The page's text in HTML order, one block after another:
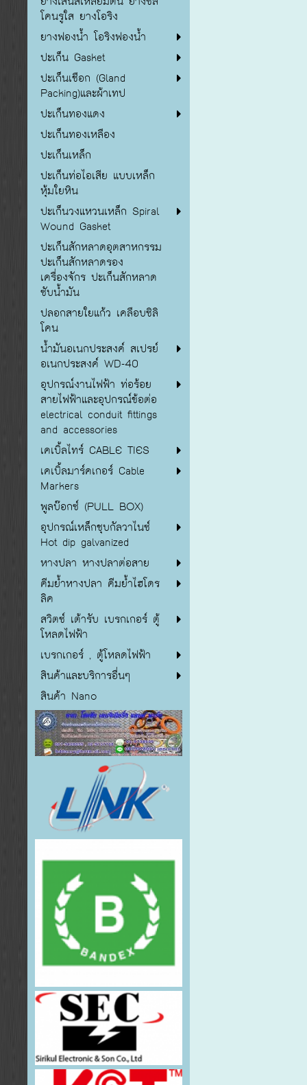
โคนรูใส ยางโอริง
ยางฟองน้ำ โอริงฟองน้ำ
ปะเก็น Gasket
ปะเก็นเชือก (Gland
Packing)และผ้าเทป
ปะเก็นทองแดง
ปะเก็นทองเหลือง
ปะเก็นเหล็ก
ปะเก็นท่อไอเสีย แบบเหล็ก
หุ้มใยหิน
ปะเก็นวงแหวนเหล็ก Spiral
Wound Gasket
ปะเก็นสักหลาดอุตสาหกรรม
ปะเก็นสักหลาดรอง
เครื่องจักร ปะเก็นสักหลาด
ซับน้ำมัน
ปลอกสายใยแก้ว เคลือบซิลิ
โคน
น้ำมันอเนกประสงค์ สเปรย์
อเนกประสงค์ WD-40
อุปกรณ์งานไฟฟ้า ท่อร้อย
สายไฟฟ้าและอุปกรณ์ข้อต่อ
electrical conduit fittings
and accessories
เคเบิ้ลไทร์ CABLE TIES
เคเบิ้ลมาร์คเกอร์ Cable
Markers
พูลบ๊อกซ์ (PULL BOX)
อุปกรณ์เหล็กชุบกัลวาไนซ์
Hot dip galvanized
หางปลา หางปลาต่อสาย
คีมย้ำหางปลา คีมย้ำไฮโดร
ลิค
สวิตซ์ เต้ารับ เบรกเกอร์ ตู้
โหลดไฟฟ้า
เบรกเกอร์ , ตู้โหลดไฟฟ้า
สินค้าและบริการอื่นๆ
สินค้า Nano